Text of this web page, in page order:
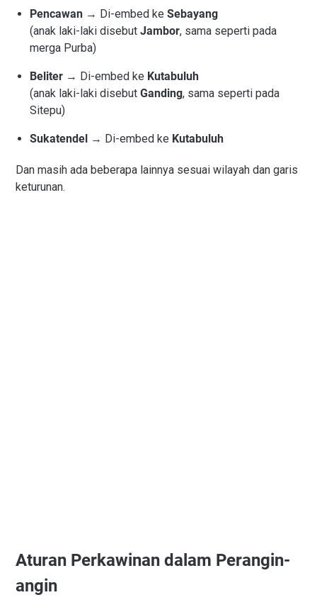
Pencawan → Di-embed ke Sebayang
(anak laki-laki disebut Jambor, sama seperti pada
merga Purba)
Beliter → Di-embed ke Kutabuluh
(anak laki-laki disebut Ganding, sama seperti pada
Sitepu)
Sukatendel → Di-embed ke Kutabuluh
Dan masih ada beberapa lainnya sesuai wilayah dan garis
keturunan.
Aturan Perkawinan dalam Perangin-
angin